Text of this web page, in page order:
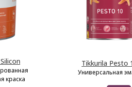
краска
Tikkurila Pesto
Универсальная